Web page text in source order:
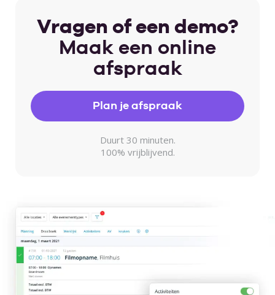
Vragen of een demo?
Maak een online
afspraak
Plan je afspraak
Duurt 30 minuten.
100% vrijblijvend.